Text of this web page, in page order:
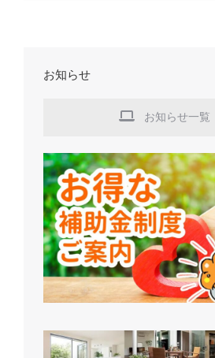
お知らせ
お知らせ一覧